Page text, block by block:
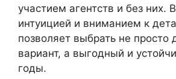
участием агентств и без них.
интуицией и вниманием к
позволяет выбрать не просто
вариант, а выгодный и
годы.